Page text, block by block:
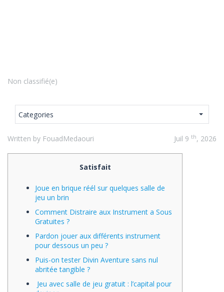
Non classifié(e)
Categories
Written by FouadMedaouri Juil 9 th, 2026
Satisfait
Joue en brique réél sur quelques salle de
jeu un brin
Comment Distraire aux Instrument a Sous
Gratuites ?
Pardon jouer aux différents instrument
pour dessous un peu ?
Puis-on tester Divin Aventure sans nul
abritée tangible ?
Jeu avec salle de jeu gratuit : l’capital pour